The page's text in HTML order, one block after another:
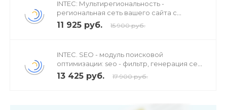
INTEC: Мультирегиональность -
региональная сеть вашего сайта с
продвижением в поисковиках
11 925 руб. 15 900 руб.
INTEC. SEO - модуль поисковой
оптимизации: seo - фильтр, генерация сео
- текстов, H1, мета-тегов
13 425 руб. 17 900 руб.